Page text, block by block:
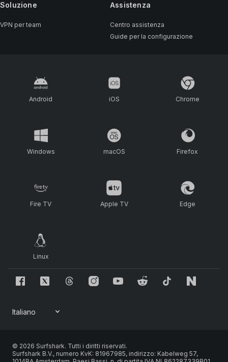
Soluzione
VPN per team
Assistenza
Centro assistenza
Guide per la configurazione
Android iOS Chrome
Windows macOS Firefox
Fire TV Apple TV Edge
Linux
© 2026 Surfshark. Tutti i diritti riservati.
Surfshark B.V., numero KvK: 81967985, indirizzo: Kabelweg 57,